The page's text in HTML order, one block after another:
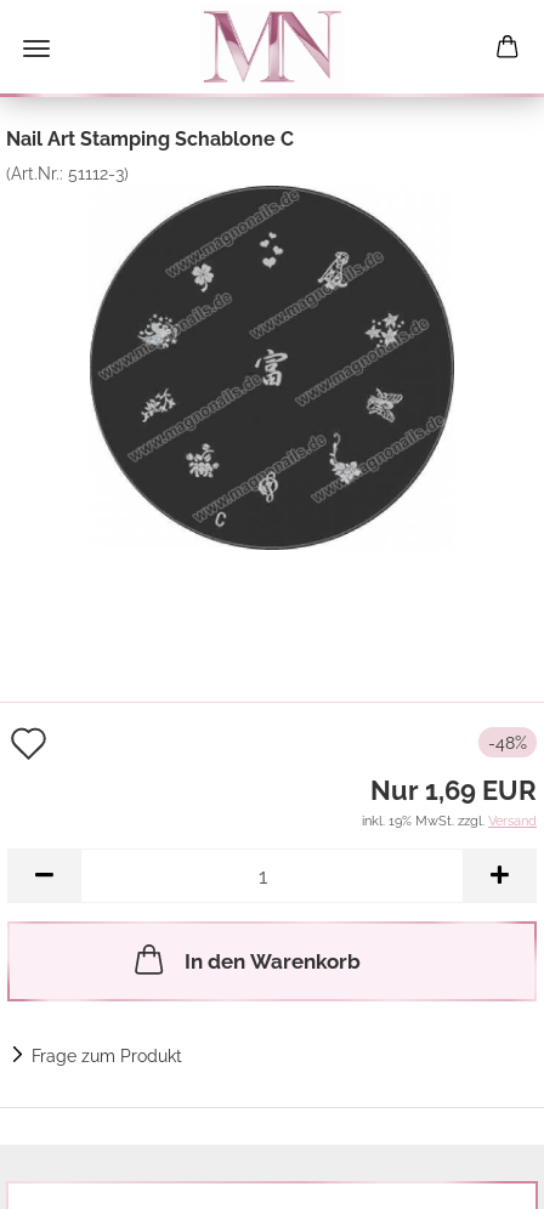
Nail Art Stamping Schablone C
(Art.Nr.: 51112-3)
-48%
Nur 1,69 EUR
inkl. 19% MwSt. zzgl. Versand
In den Warenkorb
Frage zum Produkt